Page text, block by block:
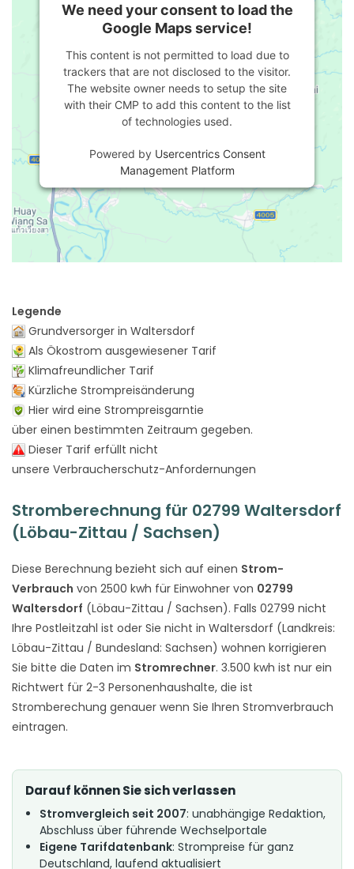
We need your consent to load the
Google Maps service!
This content is not permitted to load due to
trackers that are not disclosed to the visitor.
The website owner needs to setup the site
with their CMP to add this content to the list
of technologies used.
Powered by Usercentrics Consent
Management Platform
Legende
Grundversorger in Waltersdorf
Als Ökostrom ausgewiesener Tarif
Klimafreundlicher Tarif
Kürzliche Strompreisänderung
Hier wird eine Strompreisgarntie
über einen bestimmten Zeitraum gegeben.
Dieser Tarif erfüllt nicht
unsere Verbraucherschutz-Anfordernungen
Stromberechnung für 02799 Waltersdorf
(Löbau-Zittau / Sachsen)
Diese Berechnung bezieht sich auf einen Strom-
Verbrauch von 2500 kwh für Einwohner von 02799
Waltersdorf (Löbau-Zittau / Sachsen). Falls 02799 nicht
Ihre Postleitzahl ist oder Sie nicht in Waltersdorf (Landkreis:
Löbau-Zittau / Bundesland: Sachsen) wohnen korrigieren
Sie bitte die Daten im Stromrechner. 3.500 kwh ist nur ein
Richtwert für 2-3 Personenhaushalte, die ist
Stromberechung genauer wenn Sie Ihren Stromverbrauch
eintragen.
Darauf können Sie sich verlassen
Stromvergleich seit 2007: unabhängige Redaktion,
Abschluss über führende Wechselportale
Eigene Tarifdatenbank: Strompreise für ganz
Deutschland, laufend aktualisiert